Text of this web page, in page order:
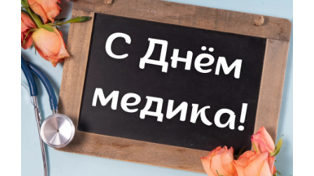
ПРАЗДНИКИ
С Днем рождения
Юбилей
Свадьба
Годовщина свадьбы
Календарь праздников